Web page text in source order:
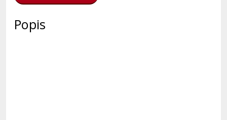
Popis